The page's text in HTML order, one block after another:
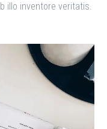
illo inventore veritatis.